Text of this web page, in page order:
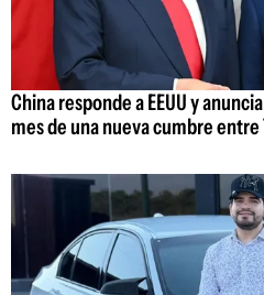
China responde a EEUU y
mes de una nueva cumbre entre